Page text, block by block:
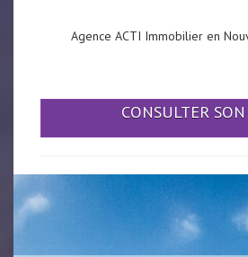
Agence ACTI Immobilier en
CONSULTER